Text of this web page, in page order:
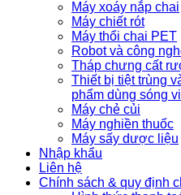
Máy xoáy nắp chai
Máy chiết rót
Máy thổi chai PET
Robot và công
Tháp chưng cất
Thiết bị tiệt trùng
phẩm dùng sóng
Máy chẻ củi
Máy nghiền thuốc
Máy sấy dược liệu
Nhập khẩu
Liên hệ
Chính sách & quy định